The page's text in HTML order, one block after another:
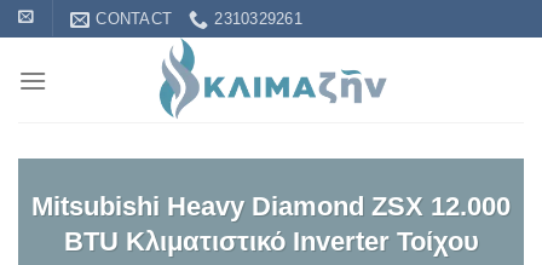
Skip
to
content
CONTACT 2310329261
Mitsubishi Heavy Diamond ZSX 12.000
BTU Κλιματιστικό Inverter Τοίχου